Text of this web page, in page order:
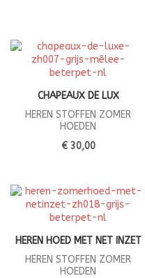
CHAPEAUX DE LUX
HEREN STOFFEN ZOMER
HOEDEN
€ 30,00
HEREN HOED MET NET INZET
HEREN STOFFEN ZOMER
HOEDEN